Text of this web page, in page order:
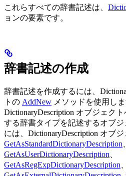
これらすべての辞書記述は、
ョンの要素です。
辞書記述の作成
辞書記述を作成するには、
トの AddNew メソッドを使用し
DictionaryDescription オブジェク
する辞書タイプを記述するオブ
には、DictionaryDescription オブ
GetAsStandardDictionaryDescription
GetAsUserDictionaryDescription
GetAsRegExpDictionaryDescription